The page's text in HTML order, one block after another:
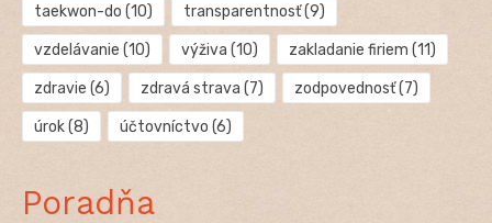
taekwon-do (10) transparentnosť(9)
vzdelávanie (10) výživa (10) zakladanie firiem (11)
zdravie (6) zdravá strava (7) zodpovednosť(7)
úrok(8) účtovníctvo (6)
Poradňa